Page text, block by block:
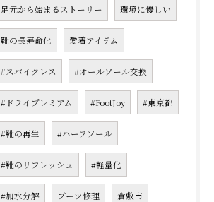
足元から始まるストーリー 環境に優しい
靴の長寿命化 愛着アイテム
#スパイクレス #オールソール交換
#ドライプレミアム #FootJoy #東京都
#靴の再生 #ハーフソール
#靴のリフレッシュ #軽量化
#加水分解 ブーツ修理 倉敷市